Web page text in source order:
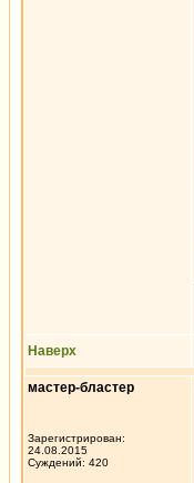
Наверх
мастер-бластер
Зарегистрирован:
24.08.2015
Суждений: 420